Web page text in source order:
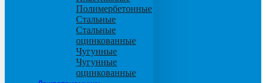
Полимербетонные
Стальные
Стальные
оцинкованные
Чугунные
Чугунные
оцинкованные